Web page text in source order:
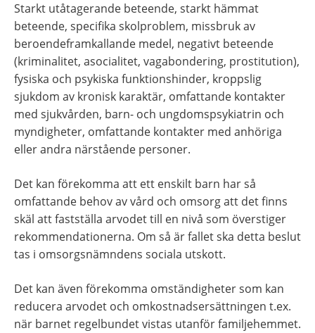
Starkt utåtagerande beteende, starkt hämmat
beteende, specifika skolproblem, missbruk av
beroendeframkallande medel, negativt beteende
(kriminalitet, asocialitet, vagabondering, prostitution),
fysiska och psykiska funktionshinder, kroppslig
sjukdom av kronisk karaktär, omfattande kontakter
med sjukvården, barn- och ungdomspsykiatrin och
myndigheter, omfattande kontakter med anhöriga
eller andra närstående personer.
Det kan förekomma att ett enskilt barn har så
omfattande behov av vård och omsorg att det finns
skäl att fastställa arvodet till en nivå som överstiger
rekommendationerna. Om så är fallet ska detta beslut
tas i omsorgsnämndens sociala utskott.
Det kan även förekomma omständigheter som kan
reducera arvodet och omkostnadsersättningen t.ex.
när barnet regelbundet vistas utanför familjehemmet.